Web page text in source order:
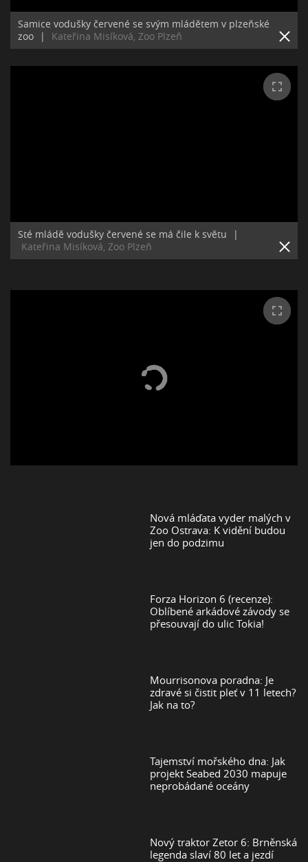
Samice vodušky červené se svým mládětem v plzeňské
zoo
| Kateřina Misíková, Zoo Plzeň
Sté mládě vodušky červené se má čile k světu
|
Kateřina Misíková, Zoo Plzeň
Nová mláďata vyder malých v
Zoo Ostrava: K vidění budou
jen do podzimu
Forza Horizon 6 (recenze):
Oblíbené arkádové závody se
přesouvají do ulic Tokia!
Mourrisonova poradna: Je
zdravé si čistit pleť v 11 letech?
Jak na to?
Tajemství mořského dna: Jak
projekt Seabed 2030 mapuje
neprobádané oceány
Nový traktor Zetor 6: Brněnská
legenda slaví 80 let a jezdí